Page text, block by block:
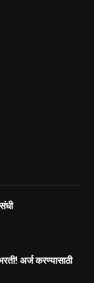
अर्ज करण्यासाठी